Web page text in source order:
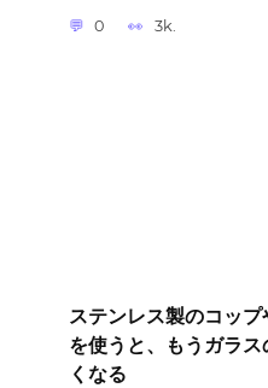
0 3k.
ステンレス製のコッ
を使うと、もうガラ
くなる